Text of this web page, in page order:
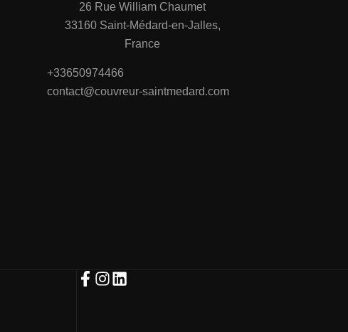
26 Rue William Chaumet
33160 Saint-Médard-en-Jalles,
France
+33650974466
contact@couvreur-saintmedard.com